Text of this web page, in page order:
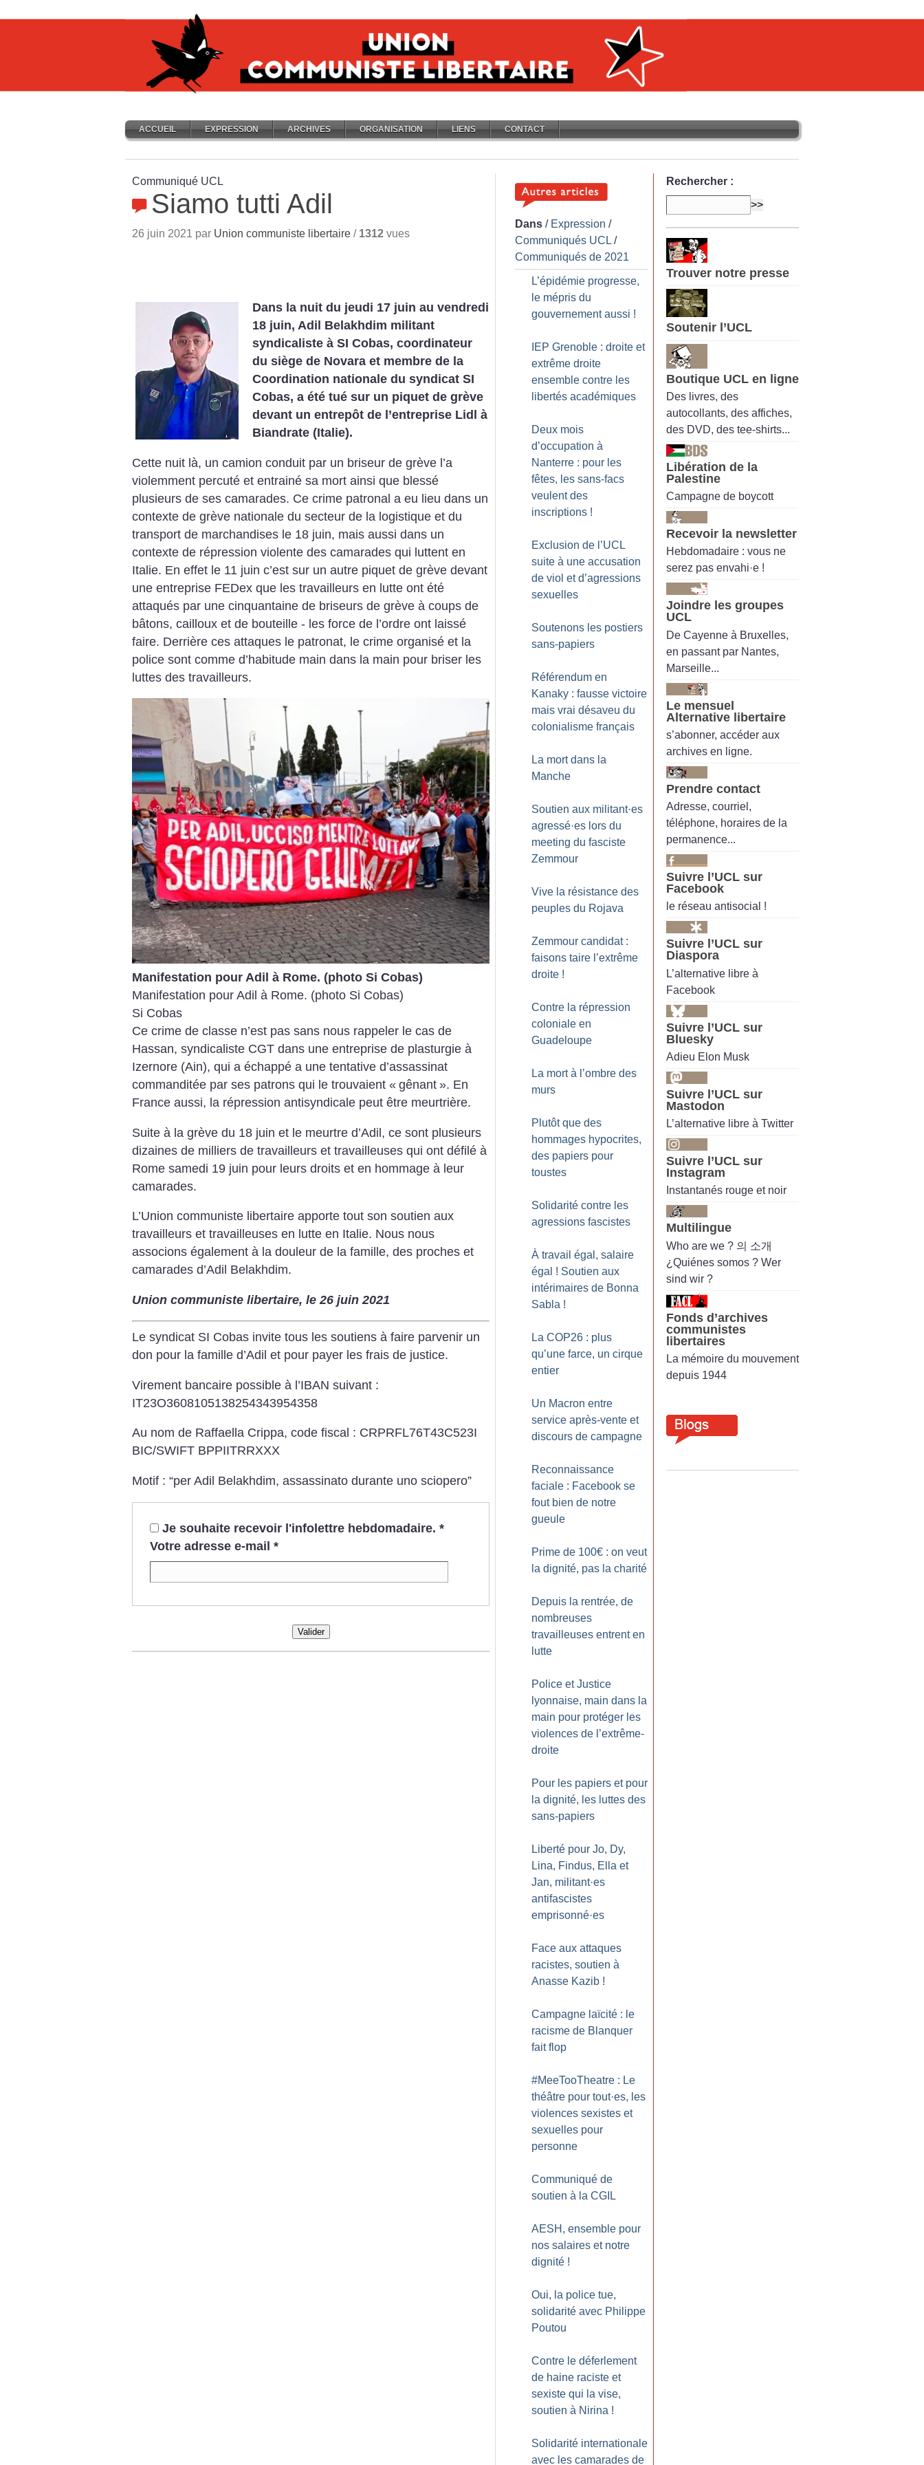
ACCUEIL EXPRESSION ARCHIVES ORGANISATION LIENS CONTACT
Communiqué UCL
Siamo tutti Adil
26 juin 2021 par Union communiste libertaire / 1312 vues
Dans la nuit du jeudi 17 juin au vendredi
18 juin, Adil Belakhdim militant
syndicaliste à SI Cobas, coordinateur
du siège de Novara et membre de la
Coordination nationale du syndicat SI
Cobas, a été tué sur un piquet de grève
devant un entrepôt de l’entreprise Lidl à
Biandrate (Italie).
Cette nuit là, un camion conduit par un briseur de grève l’a
violemment percuté et entrainé sa mort ainsi que blessé
plusieurs de ses camarades. Ce crime patronal a eu lieu dans un
contexte de grève nationale du secteur de la logistique et du
transport de marchandises le 18 juin, mais aussi dans un
contexte de répression violente des camarades qui luttent en
Italie. En effet le 11 juin c’est sur un autre piquet de grève devant
une entreprise FEDex que les travailleurs en lutte ont été
attaqués par une cinquantaine de briseurs de grève à coups de
bâtons, cailloux et de bouteille - les force de l’ordre ont laissé
faire. Derrière ces attaques le patronat, le crime organisé et la
police sont comme d’habitude main dans la main pour briser les
luttes des travailleurs.
Manifestation pour Adil à Rome. (photo Si Cobas)
Manifestation pour Adil à Rome. (photo Si Cobas)
Si Cobas
Ce crime de classe n’est pas sans nous rappeler le cas de
Hassan, syndicaliste CGT dans une entreprise de plasturgie à
Izernore (Ain), qui a échappé a une tentative d’assassinat
commanditée par ses patrons qui le trouvaient « gênant ». En
France aussi, la répression antisyndicale peut être meurtrière.
Suite à la grève du 18 juin et le meurtre d’Adil, ce sont plusieurs
dizaines de milliers de travailleurs et travailleuses qui ont défilé à
Rome samedi 19 juin pour leurs droits et en hommage à leur
camarades.
L’Union communiste libertaire apporte tout son soutien aux
travailleurs et travailleuses en lutte en Italie. Nous nous
associons également à la douleur de la famille, des proches et
camarades d’Adil Belakhdim.
Union communiste libertaire, le 26 juin 2021
Le syndicat SI Cobas invite tous les soutiens à faire parvenir un
don pour la famille d’Adil et pour payer les frais de justice.
Virement bancaire possible à l’IBAN suivant :
IT23O3608105138254343954358
Au nom de Raffaella Crippa, code fiscal : CRPRFL76T43C523I
BIC/SWIFT BPPIITRRXXX
Motif : “per Adil Belakhdim, assassinato durante uno sciopero”
Je souhaite recevoir l'infolettre hebdomadaire. *
Votre adresse e-mail *
Valider
Dans / Expression /
Communiqués UCL /
Communiqués de 2021
L’épidémie progresse,
le mépris du
gouvernement aussi !
IEP Grenoble : droite et
extrême droite
ensemble contre les
libertés académiques
Deux mois
d’occupation à
Nanterre : pour les
fêtes, les sans-facs
veulent des
inscriptions !
Exclusion de l’UCL
suite à une accusation
de viol et d’agressions
sexuelles
Soutenons les postiers
sans-papiers
Référendum en
Kanaky : fausse victoire
mais vrai désaveu du
colonialisme français
La mort dans la
Manche
Soutien aux militant·es
agressé·es lors du
meeting du fasciste
Zemmour
Vive la résistance des
peuples du Rojava
Zemmour candidat :
faisons taire l’extrême
droite !
Contre la répression
coloniale en
Guadeloupe
La mort à l’ombre des
murs
Plutôt que des
hommages hypocrites,
des papiers pour
toustes
Solidarité contre les
agressions fascistes
À travail égal, salaire
égal ! Soutien aux
intérimaires de Bonna
Sabla !
La COP26 : plus
qu’une farce, un cirque
entier
Un Macron entre
service après-vente et
discours de campagne
Reconnaissance
faciale : Facebook se
fout bien de notre
gueule
Prime de 100€ : on veut
la dignité, pas la charité
Depuis la rentrée, de
nombreuses
travailleuses entrent en
lutte
Police et Justice
lyonnaise, main dans la
main pour protéger les
violences de l’extrême-
droite
Pour les papiers et pour
la dignité, les luttes des
sans-papiers
Liberté pour Jo, Dy,
Lina, Findus, Ella et
Jan, militant·es
antifascistes
emprisonné·es
Face aux attaques
racistes, soutien à
Anasse Kazib !
Campagne laïcité : le
racisme de Blanquer
fait flop
#MeeTooTheatre : Le
théâtre pour tout·es, les
violences sexistes et
sexuelles pour
personne
Communiqué de
soutien à la CGIL
AESH, ensemble pour
nos salaires et notre
dignité !
Oui, la police tue,
solidarité avec Philippe
Poutou
Contre le déferlement
de haine raciste et
sexiste qui la vise,
soutien à Nirina !
Solidarité internationale
avec les camarades de
Rechercher :
Trouver notre presse
Soutenir l’UCL
Boutique UCL en ligne
Des livres, des
autocollants, des affiches,
des DVD, des tee-shirts...
Libération de la
Palestine
Campagne de boycott
Recevoir la newsletter
Hebdomadaire : vous ne
serez pas envahi·e !
Joindre les groupes
UCL
De Cayenne à Bruxelles,
en passant par Nantes,
Marseille...
Le mensuel
Alternative libertaire
s’abonner, accéder aux
archives en ligne.
Prendre contact
Adresse, courriel,
téléphone, horaires de la
permanence...
Suivre l’UCL sur
Facebook
le réseau antisocial !
Suivre l’UCL sur
Diaspora
L’alternative libre à
Facebook
Suivre l’UCL sur
Bluesky
Adieu Elon Musk
Suivre l’UCL sur
Mastodon
L’alternative libre à Twitter
Suivre l’UCL sur
Instagram
Instantanés rouge et noir
Multilingue
Who are we ? 의 소개
¿Quiénes somos ? Wer
sind wir ?
Fonds d’archives
communistes
libertaires
La mémoire du mouvement
depuis 1944